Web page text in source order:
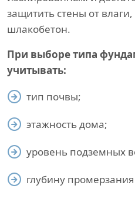
защитить стены от
шлакобетон.
При выборе типа
учитывать:
тип почвы;
этажность дома;
уровень подземных
глубину промерзания